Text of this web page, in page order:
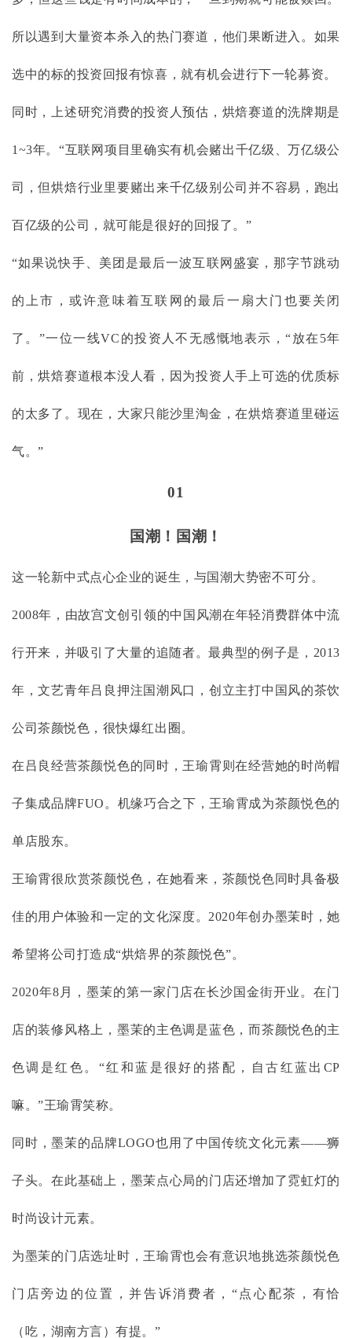
所以遇到大量资本杀入的热门赛道，他们果断进入。如果
选中的标的投资回报有惊喜，就有机会进行下一轮募资。
同时，上述研究消费的投资人预估，烘焙赛道的洗牌期是
1~3年。“互联网项目里确实有机会赌出千亿级、万亿级公
司，但烘焙行业里要赌出来千亿级别公司并不容易，跑出
百亿级的公司，就可能是很好的回报了。”
“如果说快手、美团是最后一波互联网盛宴，那字节跳动
的上市，或许意味着互联网的最后一扇大门也要关闭
了。”一位一线VC的投资人不无感慨地表示，“放在5年
前，烘焙赛道根本没人看，因为投资人手上可选的优质标
的太多了。现在，大家只能沙里淘金，在烘焙赛道里碰运
气。”
01
国潮！国潮！
这一轮新中式点心企业的诞生，与国潮大势密不可分。
2008年，由故宫文创引领的中国风潮在年轻消费群体中流
行开来，并吸引了大量的追随者。最典型的例子是，2013
年，文艺青年吕良押注国潮风口，创立主打中国风的茶饮
公司茶颜悦色，很快爆红出圈。
在吕良经营茶颜悦色的同时，王瑜霄则在经营她的时尚帽
子集成品牌FUO。机缘巧合之下，王瑜霄成为茶颜悦色的
单店股东。
王瑜霄很欣赏茶颜悦色，在她看来，茶颜悦色同时具备极
佳的用户体验和一定的文化深度。 2020年创办墨茉时，她
希望将公司打造成“烘焙界的茶颜悦色”。
2020年8月，墨茉的第一家门店在长沙国金街开业。在门
店的装修风格上，墨茉的主色调是蓝色，而茶颜悦色的主
色调是红色。“红和蓝是很好的搭配，自古红蓝出CP
嘛。”王瑜霄笑称。
同时，墨茉的品牌LOGO也用了中国传统文化元素——狮
子头。在此基础上，墨茉点心局的门店还增加了霓虹灯的
时尚设计元素。
为墨茉的门店选址时，王瑜霄也会有意识地挑选茶颜悦色
门店旁边的位置，并告诉消费者， “点心配茶，有恰
（吃，湖南方言）有提。”